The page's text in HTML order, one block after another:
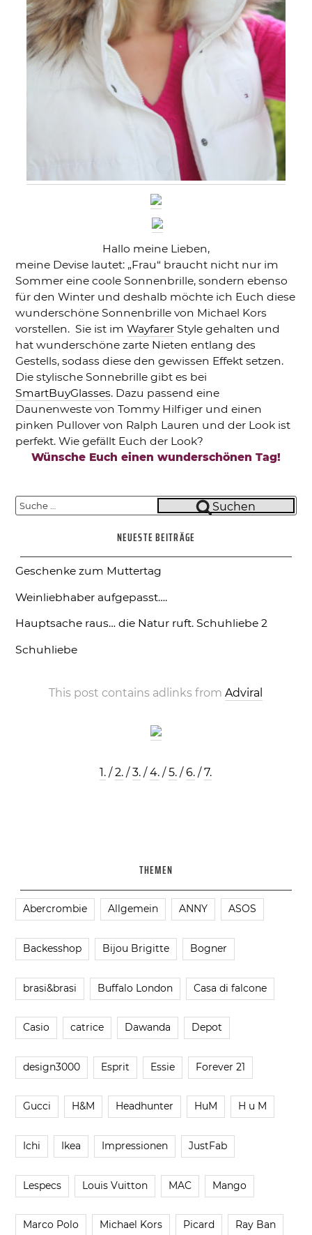
Hallo meine Lieben,
meine Devise lautet: „Frau“ braucht nicht nur im
Sommer eine coole Sonnenbrille, sondern ebenso
für den Winter und deshalb möchte ich Euch diese
wunderschöne Sonnenbrille von Michael Kors
vorstellen. Sie ist imWayfarer Style gehalten und
hat wunderschöne zarte Nieten entlang des
Gestells, sodass diese den gewissen Effekt setzen.
Die stylische Sonnebrille gibt es bei
SmartBuyGlasses. Dazu passend eine
Daunenweste von Tommy Hilfiger und einen
pinken Pullover von Ralph Lauren und der Look ist
perfekt. Wie gefällt Euch der Look?
Wünsche Euch einen wunderschönen Tag!
Suche
nach:
Suchen
NEUESTE BEITRÄGE
Geschenke zum Muttertag
Weinliebhaber aufgepasst….
Hauptsache raus… die Natur ruft. Schuhliebe 2
Schuhliebe
This post contains adlinks fromAdviral
1. /2. /3. /4. /5. /6. /7.
THEMEN
Abercrombie Allgemein ANNY ASOS
Backesshop Bijou Brigitte Bogner
brasi&brasi Buffalo London Casa di falcone
Casio catrice Dawanda Depot
design3000 Esprit Essie Forever 21
Gucci H&M Headhunter HuM H u M
Ichi Ikea Impressionen JustFab
Lespecs Louis Vuitton MAC Mango
Marco Polo Michael Kors Picard Ray Ban